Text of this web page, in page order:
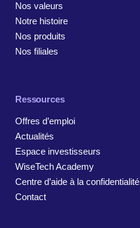
Nos valeurs
Notre histoire
Nos produits
Nos filiales
Ressources
Offres d’emploi
Actualités
Espace investisseurs
WiseTech Academy
Centre d’aide à la confidentialité
Contact